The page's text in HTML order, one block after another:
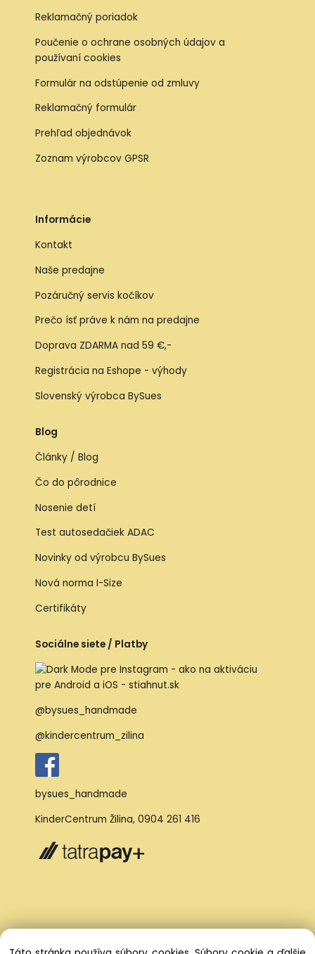
Reklamačný poriadok
Poučenie o ochrane osobných údajov a
používaní cookies
Formulár na odstúpenie od zmluvy
Reklamačný formulár
Prehľad objednávok
Zoznam výrobcov GPSR
Informácie
Kontakt
Naše predajne
Pozáručný servis kočíkov
Prečo ísť práve k nám na predajne
Doprava ZDARMA nad 59 €,-
Registrácia na Eshope - výhody
Slovenský výrobca BySues
Blog
Články / Blog
Čo do pôrodnice
Nosenie detí
Test autosedačiek ADAC
Novinky od výrobcu BySues
Nová norma I-Size
Certifikáty
Sociálne siete / Platby
@bysues_handmade
@kindercentrum_zilina
bysues_handmade
KinderCentrum Žilina, 0904 261 416